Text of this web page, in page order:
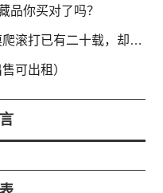
品你买对了吗？
收藏是个无底洞，我在藏海中摸爬滚打已有二十载，却感觉仍在海边
可出租）